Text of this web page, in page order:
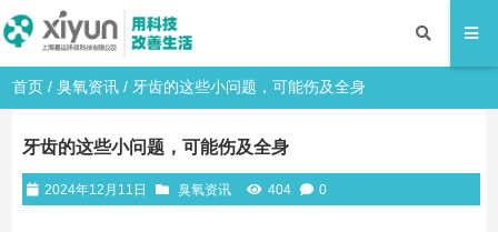
首页 /臭氧资讯 / 牙齿的这些小问题，可能伤及全身
牙齿的这些小问题，可能伤及全身
2024年12月11日 臭氧资讯 404 0